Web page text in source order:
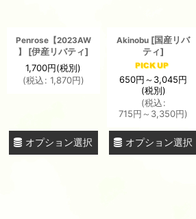
Penrose【2023AW
】
[伊産リバティ]
1,700円(税別)
(税込: 1,870円)
オプション選択
Akinobu [国産リバ
ティ]
650円～3,045円
(税別)
(税込:
715円 ～3,350円)
オプション選択